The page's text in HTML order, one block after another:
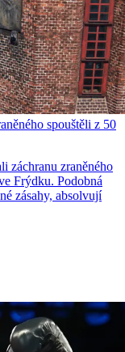
spouštěli z 50
záchranu zraněného
Frýdku. Podobná
zásahy, absolvují